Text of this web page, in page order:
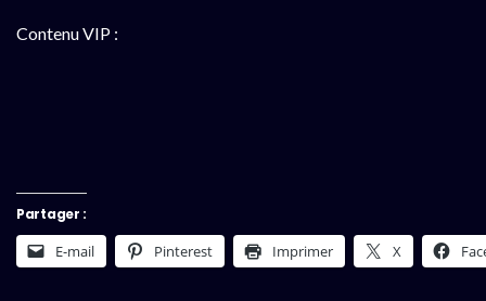
Contenu VIP :
Partager :
E-mail Pinterest Imprimer X